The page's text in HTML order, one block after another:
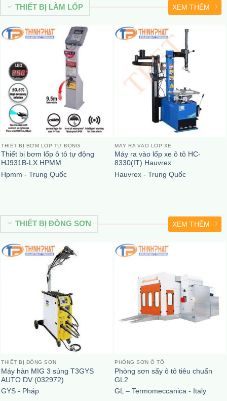
THIẾT BỊ LÀM LỐP XEM THÊM
THIẾT BỊ BƠM LỐP TỰ ĐỘNG
Thiết bị bơm lốp ô tô tự động
HJ931B-LX HPMM
Hpmm - Trung Quốc
MÁY RA VÀO LỐP XE
Máy ra vào lốp xe ô tô HC-
8330(IT) Hauvrex
Hauvrex - Trung Quốc
THIẾT BỊ ĐỒNG SƠN XEM THÊM
THIẾT BỊ ĐỒNG SƠN
Máy hàn MIG 3 súng T3GYS
AUTO DV (032972)
GYS - Pháp
PHÒNG SƠN Ô TÔ
Phòng sơn sấy ô tô tiêu chuẩn
GL2
GL – Termomeccanica - Italy